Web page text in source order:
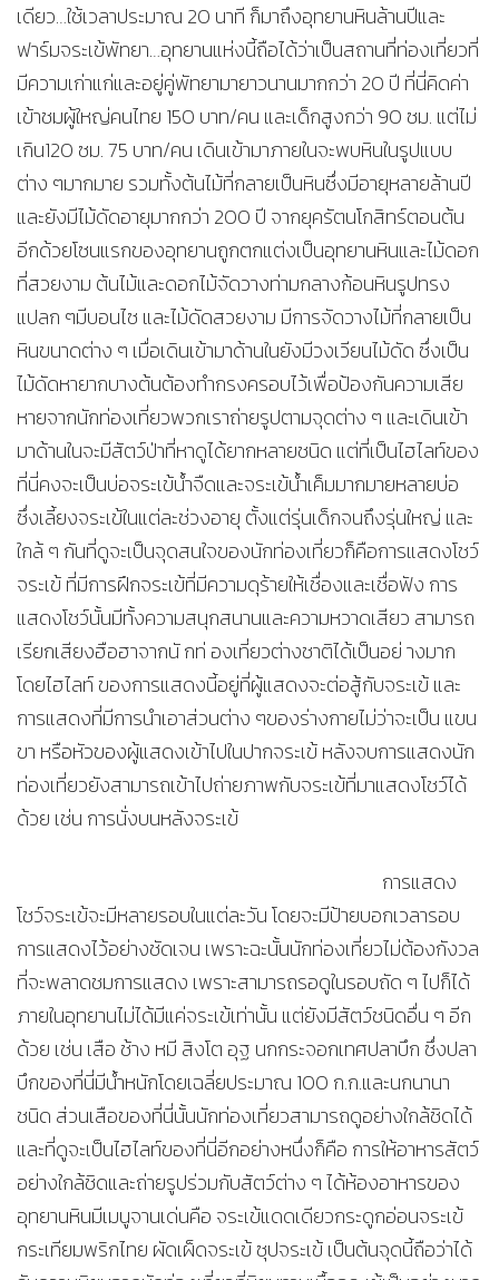
เดียว…ใช้เวลาประมาณ 20 นาที ก็มาถึงอุทยานหินล้านปีและ
ฟาร์มจระเข้พัทยา…อุทยานแห่งนี้ถือได้ว่าเป็นสถานที่ท่องเที่ยวที่
มีความเก่าแก่และอยู่คู่พัทยามายาวนานมากกว่า 20 ปี ที่นี่คิดค่า
เข้าชมผู้ใหญ่คนไทย 150 บาท/คน และเด็กสูงกว่า 90 ซม. แต่ไม่
เกิน120 ซม. 75 บาท/คน เดินเข้ามาภายในจะพบหินในรูปแบบ
ต่าง ๆมากมาย รวมทั้งต้นไม้ที่กลายเป็นหินซึ่งมีอายุหลายล้านปี
และยังมีไม้ดัดอายุมากกว่า 200 ปี จากยุครัตนโกสิทร์ตอนต้น
อีกด้วยโซนแรกของอุทยานถูกตกแต่งเป็นอุทยานหินและไม้ดอก
ที่สวยงาม ต้นไม้และดอกไม้จัดวางท่ามกลางก้อนหินรูปทรง
แปลก ๆมีบอนไซ และไม้ดัดสวยงาม มีการจัดวางไม้ที่กลายเป็น
หินขนาดต่าง ๆ เมื่อเดินเข้ามาด้านในยังมีวงเวียนไม้ดัด ซึ่งเป็น
ไม้ดัดหายากบางต้นต้องทำกรงครอบไว้เพื่อป้องกันความเสีย
หายจากนักท่องเที่ยวพวกเราถ่ายรูปตามจุดต่าง ๆ และเดินเข้า
มาด้านในจะมีสัตว์ป่าที่หาดูได้ยากหลายชนิด แต่ที่เป็นไฮไลท์ของ
ที่นี่คงจะเป็นบ่อจระเข้น้ำจืดและจระเข้น้ำเค็มมากมายหลายบ่อ
ซึ่งเลี้ยงจระเข้ในแต่ละช่วงอายุ ตั้งแต่รุ่นเด็กจนถึงรุ่นใหญ่ และ
ใกล้ ๆ กันที่ดูจะเป็นจุดสนใจของนักท่องเที่ยวก็คือการแสดงโชว์
จระเข้ ที่มีการฝึกจระเข้ที่มีความดุร้ายให้เชื่องและเชื่อฟัง การ
แสดงโชว์นั้นมีทั้งความสนุกสนานและความหวาดเสียว สามารถ
เรียกเสียงฮือฮาจากนั กท่ องเที่ยวต่างชาติได้เป็นอย่ างมาก
โดยไฮไลท์ ของการแสดงนี้อยู่ที่ผู้แสดงจะต่อสู้กับจระเข้ และ
การแสดงที่มีการนำเอาส่วนต่าง ๆของร่างกายไม่ว่าจะเป็น แขน
ขา หรือหัวของผู้แสดงเข้าไปในปากจระเข้ หลังจบการแสดงนัก
ท่องเที่ยวยังสามารถเข้าไปถ่ายภาพกับจระเข้ที่มาแสดงโชว์ได้
ด้วย เช่น การนั่งบนหลังจระเข้
การแสดง
โชว์จระเข้จะมีหลายรอบในแต่ละวัน โดยจะมีป้ายบอกเวลารอบ
การแสดงไว้อย่างชัดเจน เพราะฉะนั้นนักท่องเที่ยวไม่ต้องกังวล
ที่จะพลาดชมการแสดง เพราะสามารถรอดูในรอบถัด ๆ ไปก็ได้
ภายในอุทยานไม่ได้มีแค่จระเข้เท่านั้น แต่ยังมีสัตว์ชนิดอื่น ๆ อีก
ด้วย เช่น เสือ ช้าง หมี สิงโต อุฐ นกกระจอกเทศปลาบึก ซึ่งปลา
บึกของที่นี่มีน้ำหนักโดยเฉลี่ยประมาณ 100 ก.ก.และนกนานา
ชนิด ส่วนเสือของที่นี่นั้นนักท่องเที่ยวสามารถดูอย่างใกล้ชิดได้
และที่ดูจะเป็นไฮไลท์ของที่นี่อีกอย่างหนึ่งก็คือ การให้อาหารสัตว์
อย่างใกล้ชิดและถ่ายรูปร่วมกับสัตว์ต่าง ๆ ได้ห้องอาหารของ
อุทยานหินมีเมนูจานเด่นคือ จระเข้แดดเดียวกระดูกอ่อนจระเข้
กระเทียมพริกไทย ผัดเผ็ดจระเข้ ซุปจระเข้ เป็นต้นจุดนี้ถือว่าได้